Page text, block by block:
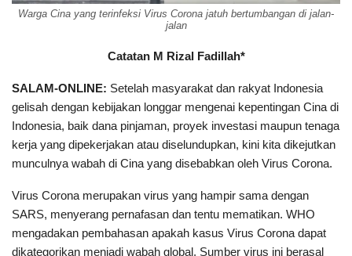
Warga Cina yang terinfeksi Virus Corona jatuh bertumbangan di jalan-
jalan
Catatan M Rizal Fadillah*
SALAM-ONLINE: Setelah masyarakat dan rakyat Indonesia
gelisah dengan kebijakan longgar mengenai kepentingan Cina di
Indonesia, baik dana pinjaman, proyek investasi maupun tenaga
kerja yang dipekerjakan atau diselundupkan, kini kita dikejutkan
munculnya wabah di Cina yang disebabkan oleh Virus Corona.
Virus Corona merupakan virus yang hampir sama dengan
SARS, menyerang pernafasan dan tentu mematikan. WHO
mengadakan pembahasan apakah kasus Virus Corona dapat
dikategorikan menjadi wabah global. Sumber virus ini berasal